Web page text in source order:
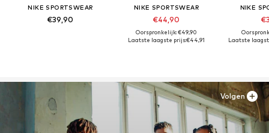
NIKE SPORTSWEAR
€39,90
NIKE SPORTSWEAR
€44,90
Oorspronkelijk: €49,90
Laatste laagste prijs:€44,91
NIKE
Laatste
Volgen